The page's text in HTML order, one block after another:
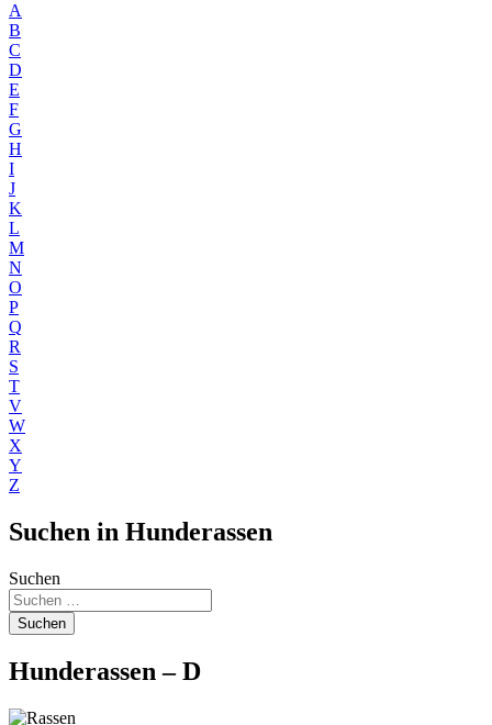
A
B
C
D
E
F
G
H
I
J
K
L
M
N
O
P
Q
R
S
T
V
W
X
Y
Z
Suchen in Hunderassen
Suchen
Suchen
Hunderassen – D